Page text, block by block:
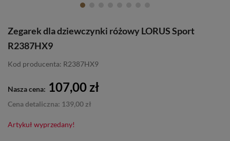
Zegarek dla dziewczynki różowy LORUS Sport
R2387HX9
Kod producenta: R2387HX9
Nasza cena: 107,00 zł
Cena detaliczna: 139,00 zł
Artykuł wyprzedany!